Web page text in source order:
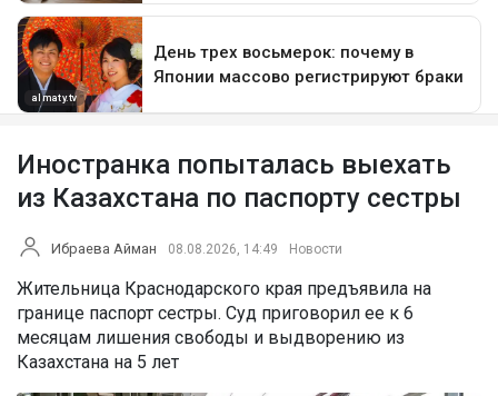
Иностранка попыталась выехать
из Казахстана по паспорту сестры
Ибраева Айман 08.08.2026, 14:49 Новости
Жительница Краснодарского края предъявила на
границе паспорт сестры. Суд приговорил ее к 6
месяцам лишения свободы и выдворению из
Казахстана на 5 лет